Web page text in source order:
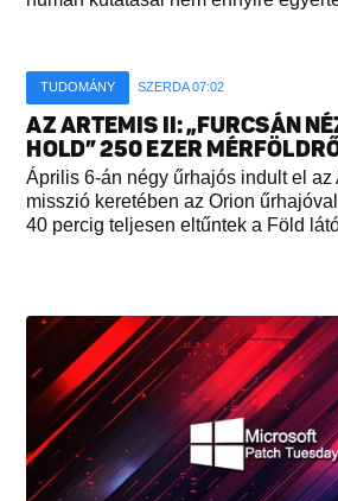
TUDOMÁNY SZERDA 07:02
AZ ARTEMIS II: „FURCSÁN
HOLD” 250 EZER
Április 6-án négy űrhajós indult el az
misszió keretében az Orion
40 percig teljesen eltűntek a Föld